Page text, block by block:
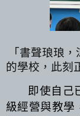
「書聲琅琅
的學校，此刻
即使自己
級經營與教學